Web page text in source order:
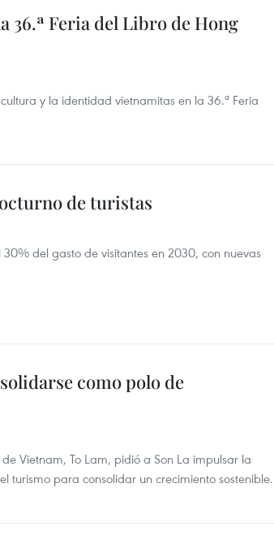
36.ª Feria del Libro de Hong
y la identidad vietnamitas en la 36.ª Feria
de turistas
del gasto de visitantes en 2030, con nuevas
como polo de
Vietnam, To Lam, pidió a Son La impulsar la
turismo para consolidar un crecimiento sostenible.